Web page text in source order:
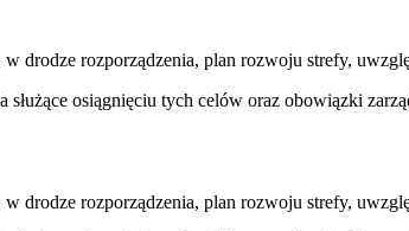
drodze rozporządzenia, plan rozwoju strefy,
osiągnięciu tych celów oraz obowiązki
drodze rozporządzenia, plan rozwoju strefy,